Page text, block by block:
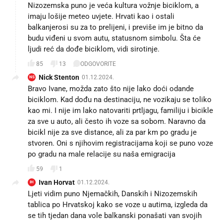
Nizozemska puno je veća kultura vožnje biciklom, a
imaju lošije meteo uvjete. Hrvati kao i ostali
balkanjerosi su za to prelijeni, i previše im je bitno da
budu viđeni u svom autu, statusnom simbolu. Šta će
ljudi reć da dođe biciklom, vidi sirotinje.
85 13 ODGOVORITE
NS Nick Stenton 01.12.2024.
Bravo Ivane, možda zato što nije lako doći odande
biciklom. Kad dođu na destinaciju, ne vozikaju se toliko
kao mi. I nije im lako natovariti prtljagu, familiju i bicikle
za sve u auto, ali često ih voze sa sobom. Naravno da
bicikl nije za sve distance, ali za par km po gradu je
stvoren. Oni s njihovim registracijama koji se puno voze
po gradu na male relacije su naša emigracija
59 1
IH Ivan Horvat 01.12.2024.
Ljeti vidim puno Njemačkih, Danskih i Nizozemskih
tablica po Hrvatskoj kako se voze u autima, izgleda da
se tih tjedan dana vole balkanski ponašati van svojih